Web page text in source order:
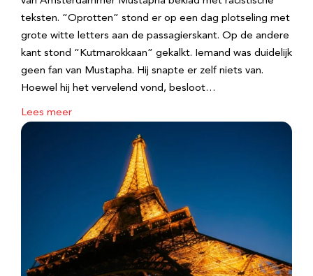
teksten. “Oprotten” stond er op een dag plotseling met
grote witte letters aan de passagierskant. Op de andere
kant stond “Kutmarokkaan” gekalkt. Iemand was duidelijk
geen fan van Mustapha. Hij snapte er zelf niets van.
Hoewel hij het vervelend vond, besloot…
Lees meer